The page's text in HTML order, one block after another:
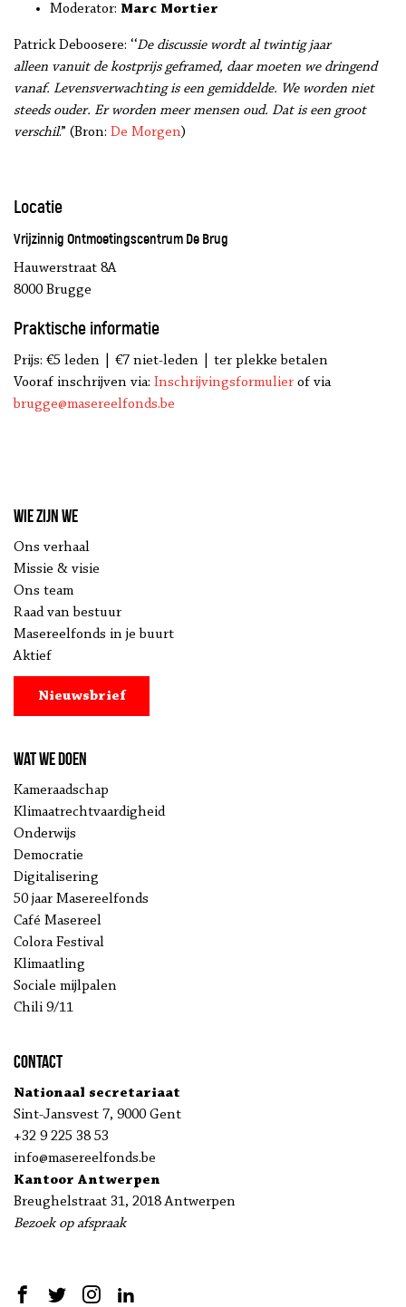
Moderator: Marc Mortier
Patrick Deboosere: ‘‘De discussie wordt al twintig jaar
alleen vanuit de kostprijs geframed, daar moeten we dringend
vanaf. Levensverwachting is een gemiddelde. We worden niet
steeds ouder. Er worden meer mensen oud. Dat is een groot
verschil.” (Bron: De Morgen)
Locatie
Vrijzinnig Ontmoetingscentrum De Brug
Hauwerstraat 8A
8000 Brugge
Praktische informatie
Prijs: €5 leden | €7 niet-leden | ter plekke betalen
Vooraf inschrijven via: Inschrijvingsformulierof via
brugge@masereelfonds.be
Wie zijn we
Ons verhaal
Missie & visie
Ons team
Raad van bestuur
Masereelfonds in je buurt
Aktief
Nieuwsbrief
Wat we doen
Kameraadschap
Klimaatrechtvaardigheid
Onderwijs
Democratie
Digitalisering
50 jaar Masereelfonds
Café Masereel
Colora Festival
Klimaatling
Sociale mijlpalen
Chili 9/11
Contact
Nationaal secretariaat
Sint-Jansvest 7, 9000 Gent
+32 9 225 38 53
info@masereelfonds.be
Kantoor Antwerpen
Breughelstraat 31, 2018 Antwerpen
Bezoek op afspraak